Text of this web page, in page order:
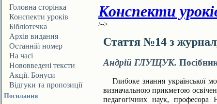
Головна сторінка
Конспекти уроків
Бібліотечка
ДИВОСЛОВА
Архів видання
Останній номер
На часі
Нововведені тексти
Акції. Бонуси
Відгуки та пропозиції
Посилання
Конспекти
/-->
Стаття №14 з
Андрій ГЛУЩУК.
Глибоке знання української
визначальною прикме­тою
педагогічних наук, професора